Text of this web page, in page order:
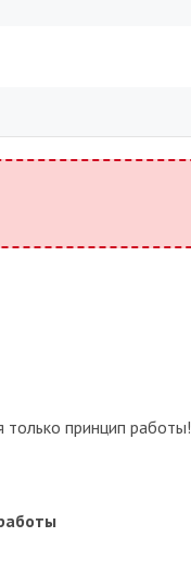
только принцип работы!